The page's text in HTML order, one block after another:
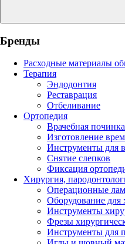
Бренды
Расходные материалы
Терапия
Эндодонтия
Реставрация
Отбеливание
Ортопедия
Врачебная
Изготовление
Инструменты для
Снятие слепков
Фиксация
Хирургия,
Операционные
Оборудование для
Инструменты
Фрезы
Инструменты для